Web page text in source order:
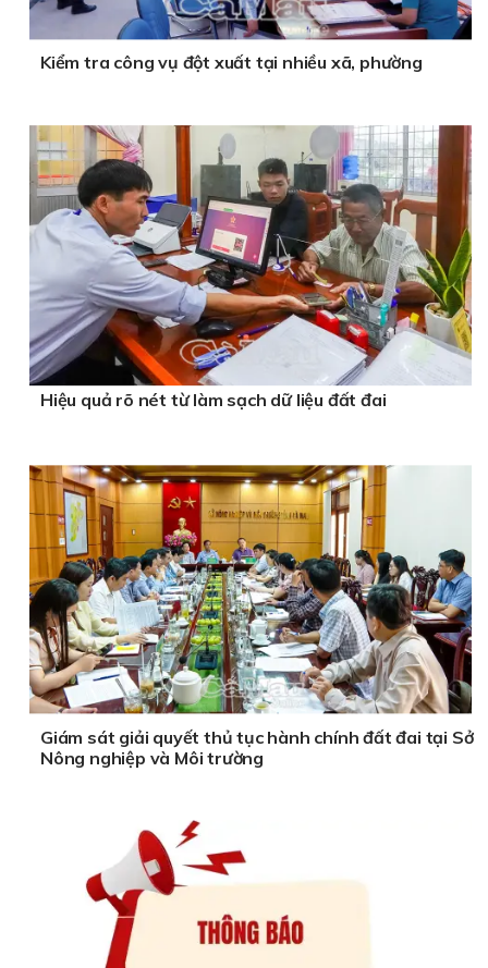
Kiểm tra công vụ đột xuất tại nhiều xã, phường
Hiệu quả rõ nét từ làm sạch dữ liệu đất đai
Giám sát giải quyết thủ tục hành chính đất đai tại Sở
Nông nghiệp và Môi trường